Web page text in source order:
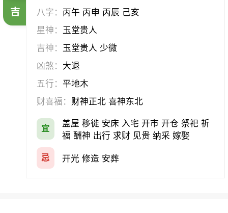
吉
八字： 丙午 丙申 丙辰 己亥
星神： 玉堂贵人
吉神： 玉堂贵人 少微
凶煞： 大退
五行：平地木
财喜福： 财神正北 喜神东北
宜
盖屋 移徙 安床 入宅 开市 开仓 祭祀 祈
福 酬神 出行 求财 见贵 纳采 嫁娶
忌 开光 修造 安葬